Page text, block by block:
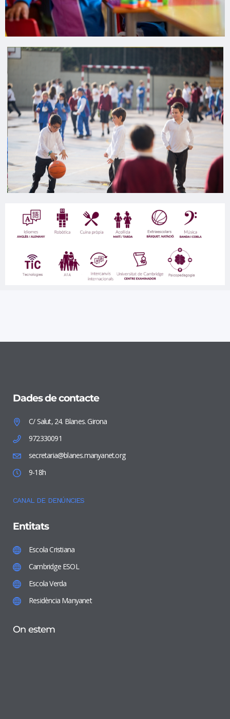
Dades de contacte
C/ Salut, 24. Blanes. Girona
972330091
secretaria@blanes.manyanet.org
9-18h
CANAL DE DENÚNCIES
Entitats
Escola Cristiana
Cambridge ESOL
Escola Verda
Residència Manyanet
On estem